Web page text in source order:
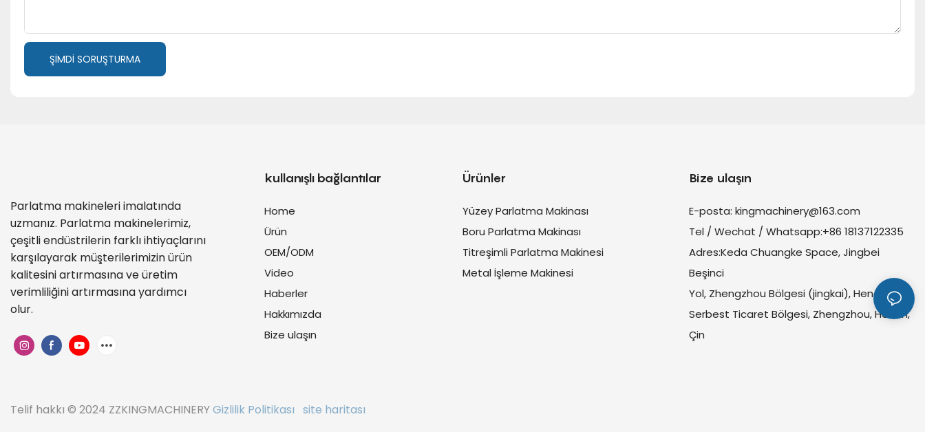
ŞIMDI SORUŞTURMA
Parlatma makineleri imalatında
uzmanız. Parlatma makinelerimiz,
çeşitli endüstrilerin farklı ihtiyaçlarını
karşılayarak müşterilerimizin ürün
kalitesini artırmasına ve üretim
verimliliğini artırmasına yardımcı
olur.
kullanışlı bağlantılar
Home
Ürün
OEM/ODM
Video
Haberler
Hakkımızda
Bize ulaşın
Ürünler
Yüzey Parlatma Makinası
Boru Parlatma Makinası
Titreşimli Parlatma Makinesi
Metal İşleme Makinesi
Bize ulaşın
E-posta: kingmachinery@163.com
Tel / Wechat / Whatsapp:+86 18137122335
Adres:Keda Chuangke Space, Jingbei
Beşinci
Yol, Zhengzhou Bölgesi (jingkai), Henan Pilot
Serbest Ticaret Bölgesi, Zhengzhou, Henan,
Çin
Telif hakkı © 2024 ZZKINGMACHINERYGizlilik Politikası site haritası